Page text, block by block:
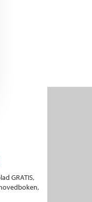
GRATIS,